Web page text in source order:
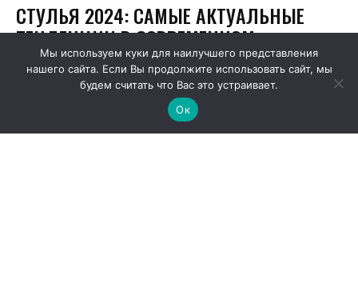
Мы используем куки для наилучшего представления
нашего сайта. Если Вы продолжите использовать сайт, мы
будем считать что Вас это устраивает.
Ок